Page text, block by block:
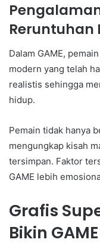
Reruntuhan
Dalam GAME,
modern yang telah
realistis sehingga
hidup.
Pemain tidak hanya
mengungkap kisah
tersimpan. Faktor
GAME lebih
Grafis
Bikin